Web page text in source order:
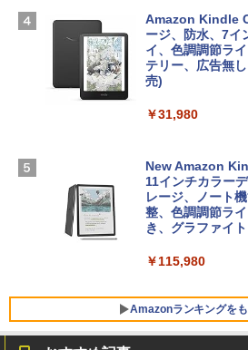
【Amazon.co.jp
ン 15-fd 15.6イ
SSD インテル
￥129,800
FMV ノートパソ
ersonal/Copilot
Core i5/16GB/
VWK3E15W_AZ
ows11、10/mac
￥39,582
ト): Java &
￥3,600
￥480
FM TOWNS ハイ
ェクトリストと
Amazon Kindle
ージ、防水、7イ
イ、色調調節ラ
テリー、広告無
売)
￥31,980
New Amazon
11インチカラー
レージ、ノート
整、色調調節ラ
き、グラファイト
￥115,980
Amazonランキングを